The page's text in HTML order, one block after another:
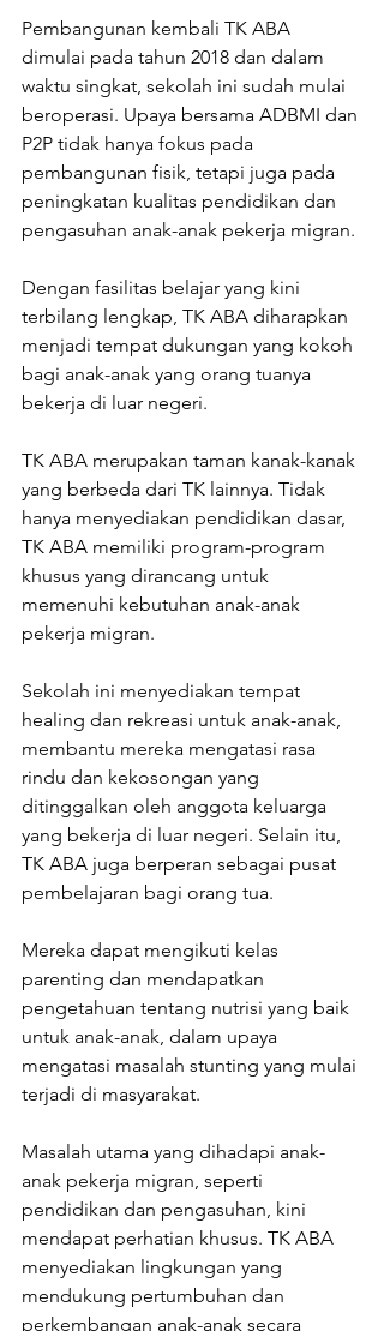
Pembangunan kembali TK ABA
dimulai pada tahun 2018 dan dalam
waktu singkat, sekolah ini sudah mulai
beroperasi. Upaya bersama ADBMI dan
P2P tidak hanya fokus pada
pembangunan fisik, tetapi juga pada
peningkatan kualitas pendidikan dan
pengasuhan anak-anak pekerja migran.
Dengan fasilitas belajar yang kini
terbilang lengkap, TK ABA diharapkan
menjadi tempat dukungan yang kokoh
bagi anak-anak yang orang tuanya
bekerja di luar negeri.
TK ABA merupakan taman kanak-kanak
yang berbeda dari TK lainnya. Tidak
hanya menyediakan pendidikan dasar,
TK ABA memiliki program-program
khusus yang dirancang untuk
memenuhi kebutuhan anak-anak
pekerja migran.
Sekolah ini menyediakan tempat
healing dan rekreasi untuk anak-anak,
membantu mereka mengatasi rasa
rindu dan kekosongan yang
ditinggalkan oleh anggota keluarga
yang bekerja di luar negeri. Selain itu,
TK ABA juga berperan sebagai pusat
pembelajaran bagi orang tua.
Mereka dapat mengikuti kelas
parenting dan mendapatkan
pengetahuan tentang nutrisi yang baik
untuk anak-anak, dalam upaya
mengatasi masalah stunting yang mulai
terjadi di masyarakat.
Masalah utama yang dihadapi anak-
anak pekerja migran, seperti
pendidikan dan pengasuhan, kini
mendapat perhatian khusus. TK ABA
menyediakan lingkungan yang
mendukung pertumbuhan dan
perkembangan anak-anak secara